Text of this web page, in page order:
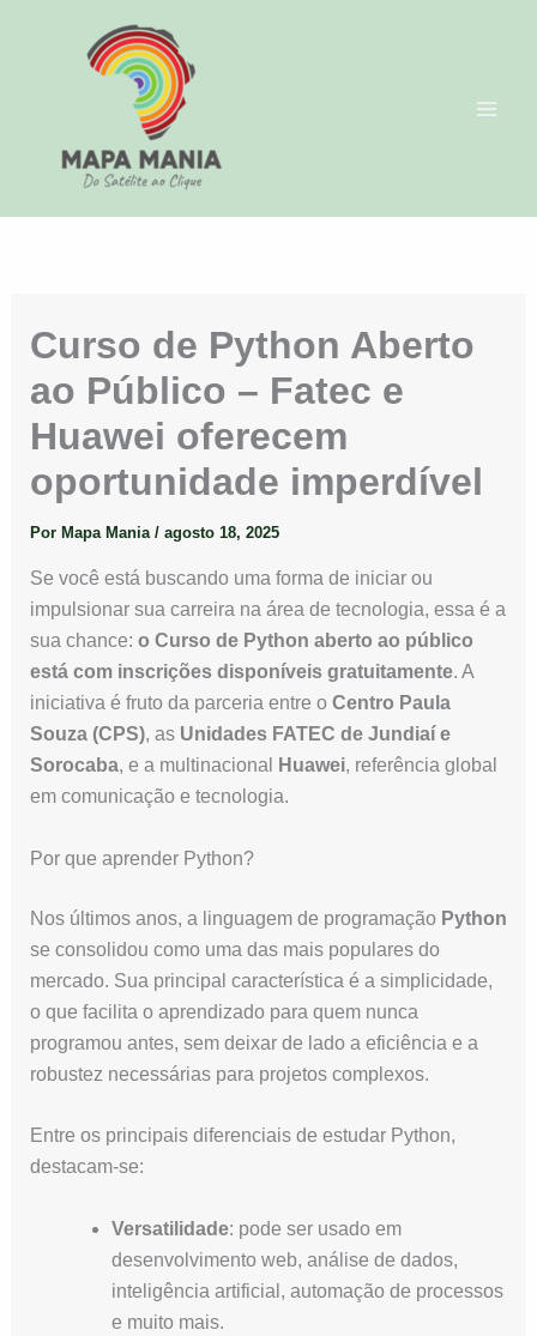
Curso de Python Aberto
ao Público – Fatec e
Huawei oferecem
oportunidade imperdível
Por Mapa Mania / agosto 18, 2025
Se você está buscando uma forma de iniciar ou
impulsionar sua carreira na área de tecnologia, essa é a
sua chance: o Curso de Python aberto ao público
está com inscrições disponíveis gratuitamente. A
iniciativa é fruto da parceria entre o Centro Paula
Souza (CPS), as Unidades FATEC de Jundiaí e
Sorocaba, e a multinacional Huawei, referência global
em comunicação e tecnologia.
Por que aprender Python?
Nos últimos anos, a linguagem de programação Python
se consolidou como uma das mais populares do
mercado. Sua principal característica é a simplicidade,
o que facilita o aprendizado para quem nunca
programou antes, sem deixar de lado a eficiência e a
robustez necessárias para projetos complexos.
Entre os principais diferenciais de estudar Python,
destacam-se:
Versatilidade: pode ser usado em
desenvolvimento web, análise de dados,
inteligência artificial, automação de processos
e muito mais.